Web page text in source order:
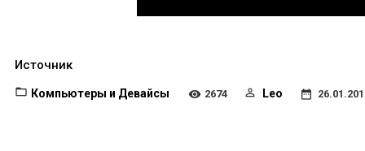
Источник
Компьютеры и Девайсы 2674 Leo